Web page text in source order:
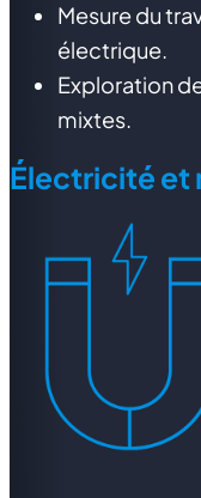
Mesure du
électrique.
Exploration
mixtes.
Électricité et